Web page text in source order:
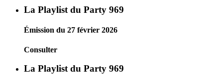
La Playlist du Party 969
Émission du 27 février 2026
Consulter
La Playlist du Party 969